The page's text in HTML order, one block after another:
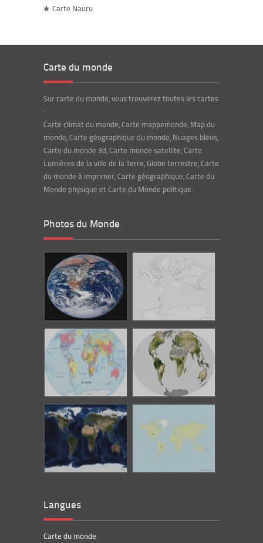
Carte Nauru
Carte du monde
Sur carte du monde, vous trouverez toutes les cartes
:
Carte climat du monde, Carte mappemonde, Map du
monde, Carte géographique du monde, Nuages bleus,
Carte du monde 3d, Carte monde satellite, Carte
Lumières de la ville de la Terre, Globe terrestre, Carte
du monde à imprimer, Carte géographique, Carte du
Monde physique et Carte du Monde politique.
Photos du Monde
Langues
Carte du monde